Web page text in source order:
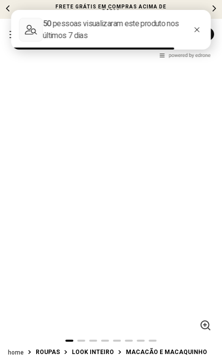
FRETE GRÁTIS EM COMPRAS ACIMA DE
R$599
ROUPAS LOOK INTEIRO MACACÃO E MACAQUINHO